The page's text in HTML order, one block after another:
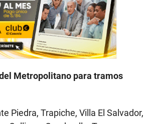
Metropolitano para tramos
Piedra, Trapiche, Villa El Salvador,